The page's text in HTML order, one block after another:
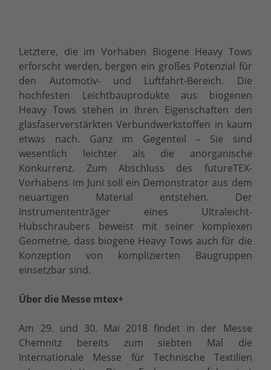
Letztere, die im Vorhaben Biogene Heavy Tows
erforscht werden, bergen ein großes Potenzial für
den Automotiv- und Luftfahrt-Bereich. Die
hochfesten Leichtbauprodukte aus biogenen
Heavy Tows stehen in Ihren Eigenschaften den
glasfaserverstärkten Verbundwerkstoffen in kaum
etwas nach. Ganz im Gegenteil – Sie sind
wesentlich leichter als die anorganische
Konkurrenz. Zum Abschluss des futureTEX-
Vorhabens im Juni soll ein Demonstrator aus dem
neuartigen Material entstehen. Der
Instrumententräger eines Ultraleicht-
Hubschraubers beweist mit seiner komplexen
Geometrie, dass biogene Heavy Tows auch für die
Konzeption von komplizierten Baugruppen
einsetzbar sind.
Über die Messe mtex+
Am 29. und 30. Mai 2018 findet in der Messe
Chemnitz bereits zum siebten Mal die
Internationale Messe für Technische Textilien